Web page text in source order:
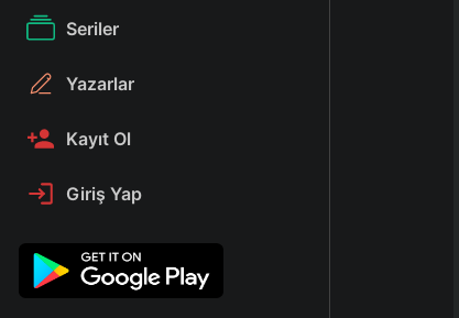
Seriler
Yazarlar
Kayıt Ol
Giriş Yap